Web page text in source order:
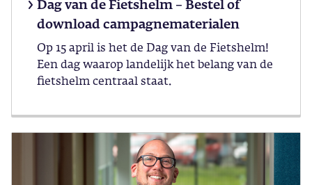
Dag van de Fietshelm – Bestel of
download campagnematerialen
Op 15 april is het de Dag van de Fietshelm!
Een dag waarop landelijk het belang van de
fietshelm centraal staat.